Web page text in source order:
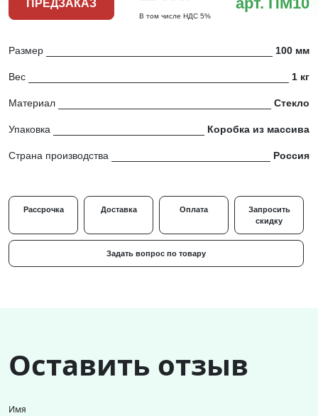
ПРЕДЗАКАЗ
В том числе НДС 5%
Размер 100 мм
Вес 1 кг
Материал Стекло
Упаковка Коробка из массива
Страна производства Россия
Рассрочка Доставка Оплата
Запросить
скидку
Задать вопрос по товару
Оставить отзыв
Имя